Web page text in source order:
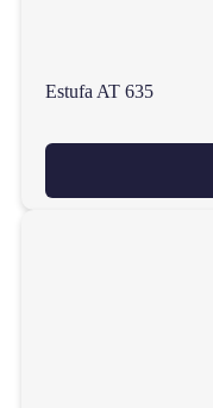
Estufa AT 635